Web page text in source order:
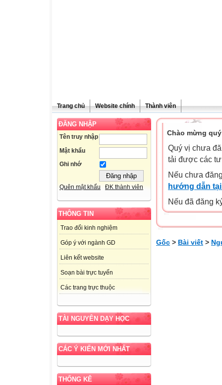
Trang chủ Website chính Thành viên
ĐĂNG NHẬP
Tên truy nhập
Mật khẩu
Ghi nhớ
Quên mật khẩu ĐK thành viên
THÔNG TIN
Trao đổi kinh nghiệm
Góp ý với ngành GD
Liên kết website
Soạn bài trực tuyến
Các trang trực thuộc
TÀI NGUYÊN DẠY HỌC
CÁC Ý KIẾN MỚI NHẤT
THỐNG KÊ
Chào mừng
Quý vị chưa
tải được các
Nếu chưa
hướng dẫn
Nếu đã đăng
Gốc > Bài viết >